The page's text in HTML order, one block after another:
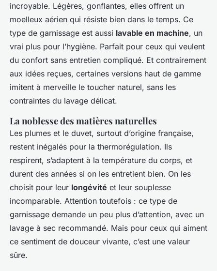
incroyable. Légères, gonflantes, elles offrent un
moelleux aérien qui résiste bien dans le temps. Ce
type de garnissage est aussi lavable en machine, un
vrai plus pour l’hygiène. Parfait pour ceux qui veulent
du confort sans entretien compliqué. Et contrairement
aux idées reçues, certaines versions haut de gamme
imitent à merveille le toucher naturel, sans les
contraintes du lavage délicat.
La noblesse des matières naturelles
Les plumes et le duvet, surtout d’origine française,
restent inégalés pour la thermorégulation. Ils
respirent, s’adaptent à la température du corps, et
durent des années si on les entretient bien. On les
choisit pour leur longévité et leur souplesse
incomparable. Attention toutefois : ce type de
garnissage demande un peu plus d’attention, avec un
lavage à sec recommandé. Mais pour ceux qui aiment
ce sentiment de douceur vivante, c’est une valeur
sûre.